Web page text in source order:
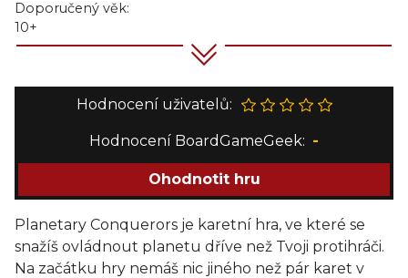
Doporučený věk:
10+
Hodnocení uživatelů:
Hodnocení BoardGameGeek: -
Ohodnotit hru
Planetary Conquerors je karetní hra, ve které se
snažíš ovládnout planetu dříve než Tvoji protihráči.
Na začátku hry nemáš nic jiného než pár karet v